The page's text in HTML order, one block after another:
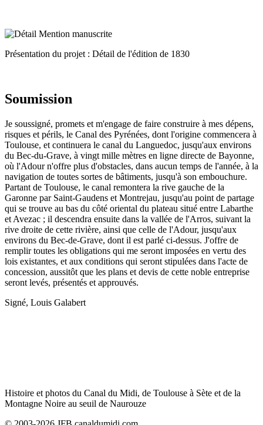
Présentation du projet : Détail de l'édition de 1830
Soumission
Je soussigné, promets et m'engage de faire construire à mes dépens,
risques et périls, le Canal des Pyrénées, dont l'origine commencera à
Toulouse, et continuera le canal du Languedoc, jusqu'aux environs
du Bec-du-Grave, à vingt mille mètres en ligne directe de Bayonne,
où l'Adour n'offre plus d'obstacles, dans aucun temps de l'année, à la
navigation de toutes sortes de bâtiments, jusqu'à son embouchure.
Partant de Toulouse, le canal remontera la rive gauche de la
Garonne par Saint-Gaudens et Montrejau, jusqu'au point de partage
qui se trouve au bas du côté oriental du plateau situé entre Labarthe
et Avezac ; il descendra ensuite dans la vallée de l'Arros, suivant la
rive droite de cette rivière, ainsi que celle de l'Adour, jusqu'aux
environs du Bec-de-Grave, dont il est parlé ci-dessus. J'offre de
remplir toutes les obligations qui me seront imposées en vertu des
lois existantes, et aux conditions qui seront stipulées dans l'acte de
concession, aussitôt que les plans et devis de cette noble entreprise
seront levés, présentés et approuvés.
Signé, Louis Galabert
Histoire et photos du Canal du Midi, de Toulouse à Sète et de la
Montagne Noire au seuil de Naurouze